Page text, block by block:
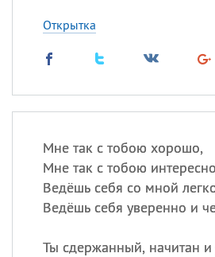
Открытка
Мне так с тобою хорошо,
Мне так с тобою
Ведёшь себя со мной
Ведёшь себя уверенно и
Ты сдержанный, начитан